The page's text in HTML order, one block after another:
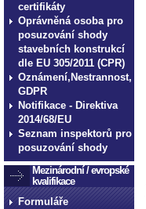
certifikáty
Oprávněná osoba pro
posuzování shody
stavebních konstrukcí
dle EU 305/2011 (CPR)
Oznámení,Nestrannost,
GDPR
Notifikace - Direktiva
2014/68/EU
Seznam inspektorů pro
posuzování shody
Mezinárodní / evropské
kvalifikace
Formuláře